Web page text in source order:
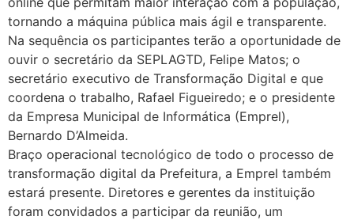
tornando a máquina pública mais ágil e transparente.
Na sequência os participantes terão a oportunidade de
ouvir o secretário da SEPLAGTD, Felipe Matos; o
secretário executivo de Transformação Digital e que
coordena o trabalho, Rafael Figueiredo; e o presidente
da Empresa Municipal de Informática (Emprel),
Bernardo D’Almeida.
Braço operacional tecnológico de todo o processo de
transformação digital da Prefeitura, a Emprel também
estará presente. Diretores e gerentes da instituição
foram convidados a participar da reunião, um